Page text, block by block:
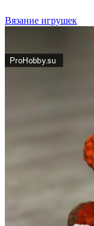
Вязание игрушек